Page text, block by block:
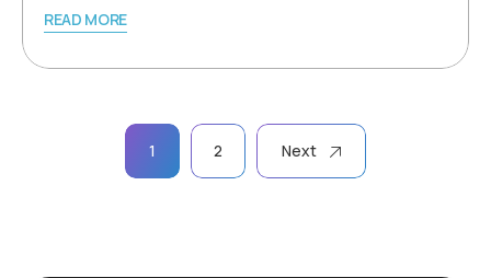
READ MORE
Paginação
1 2 Next